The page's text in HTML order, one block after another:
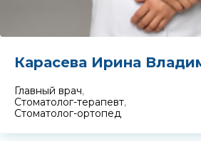
Карасева Ирина
Главный врач,
Стоматолог-терапевт,
Стоматолог-ортопед